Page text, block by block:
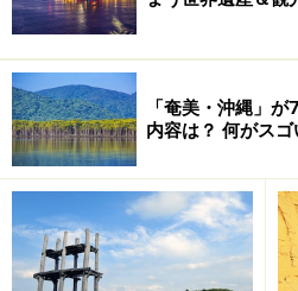
「奄美・沖縄」
内容は？ 何がスゴ